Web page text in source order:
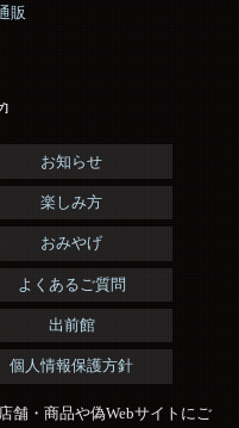
販
]
お知らせ
楽しみ方
おみやげ
よくあるご質問
出前館
個人情報保護方針
舗・商品や偽Webサイトにご